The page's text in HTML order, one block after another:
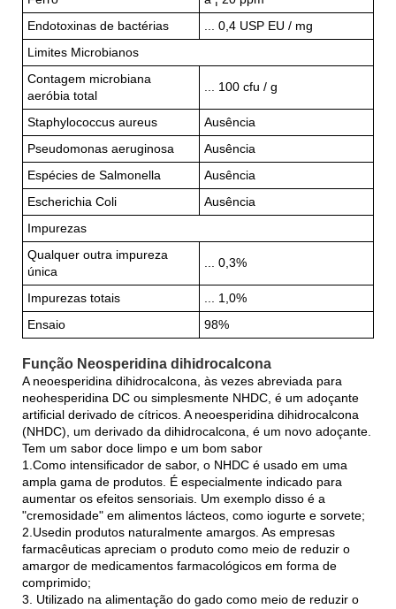
Endotoxinas de bactérias
... 0,4 USP EU / mg
Limites Microbianos
Contagem microbiana
aeróbia total
... 100 cfu / g
Staphylococcus aureus
Ausência
Pseudomonas aeruginosa
Ausência
Espécies de Salmonella
Ausência
Escherichia Coli
Ausência
Impurezas
Qualquer outra impureza
única
... 0,3%
Impurezas totais
... 1,0%
Ensaio
98%
Função Neosperidina dihidrocalcona
A neoesperidina dihidrocalcona, às vezes abreviada para
neohesperidina DC ou simplesmente NHDC, é um adoçante
artificial derivado de cítricos. A neoesperidina dihidrocalcona
(NHDC), um derivado da dihidrocalcona, é um novo adoçante.
Tem um sabor doce limpo e um bom sabor
1.Como intensificador de sabor, o NHDC é usado em uma
ampla gama de produtos. É especialmente indicado para
aumentar os efeitos sensoriais. Um exemplo disso é a
"cremosidade" em alimentos lácteos, como iogurte e sorvete;
2.Usedin produtos naturalmente amargos. As empresas
farmacêuticas apreciam o produto como meio de reduzir o
amargor de medicamentos farmacológicos em forma de
comprimido;
3. Utilizado na alimentação do gado como meio de reduzir o